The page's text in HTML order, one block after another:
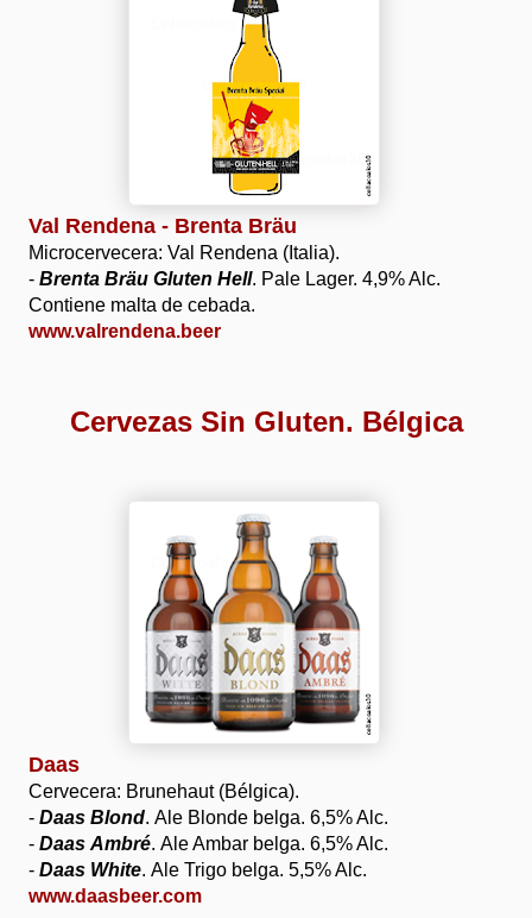
Val Rendena - Brenta Bräu
Microcervecera: Val Rendena (Italia).
- Brenta Bräu Gluten Hell. Pale Lager. 4,9% Alc.
Contiene malta de cebada.
www.valrendena.beer
Cervezas Sin Gluten. Bélgica
Daas
Cervecera: Brunehaut (Bélgica).
- Daas Blond. Ale Blonde belga. 6,5% Alc.
- Daas Ambré. Ale Ambar belga. 6,5% Alc.
- Daas White. Ale Trigo belga. 5,5% Alc.
www.daasbeer.com